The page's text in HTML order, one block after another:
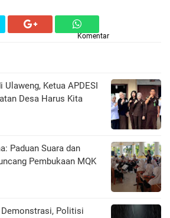
Komentar
Ulaweng, Ketua APDESI
Desa Harus Kita
Paduan Suara dan
Pembukaan MQK
Politisi